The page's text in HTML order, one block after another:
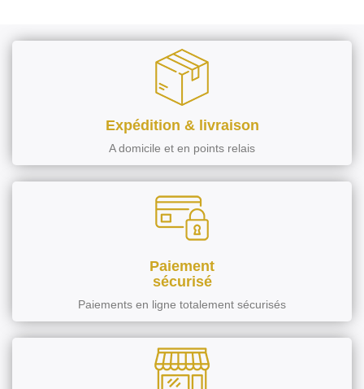
Expédition & livraison
A domicile et en points relais
Paiement
sécurisé
Paiements en ligne totalement sécurisés